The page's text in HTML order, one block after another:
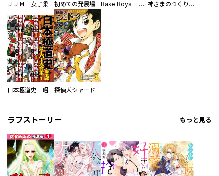
ＪＪＭ 女子柔道部物語 社会人編 初めての発展場 【白抜き修正版】 Base Boys 新装版 神さまのつくりかた。スーパー大合本
日本極道史 昭和編 スーパー大合本 探偵犬シャードック（新装版）
ラブストーリー もっと見る